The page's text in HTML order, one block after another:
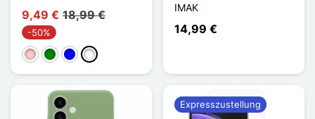
9,49 € 18,99 €
-50%
PinkGrünBlauViolet Foncé
IMAK
14,99 €
Expresszustellung